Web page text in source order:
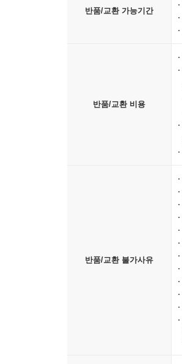
반품/교환 가능기간
반품/교환 비용
반품/교환 불가사유